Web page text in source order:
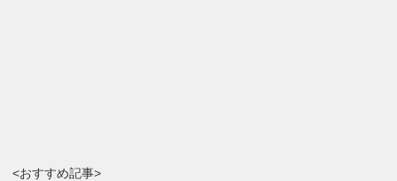
<おすすめ記事>